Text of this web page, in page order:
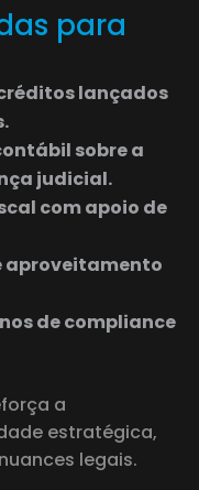
para
lançados
sobre a
judicial.
com apoio de
aproveitamento
de compliance
a
estratégica,
legais.